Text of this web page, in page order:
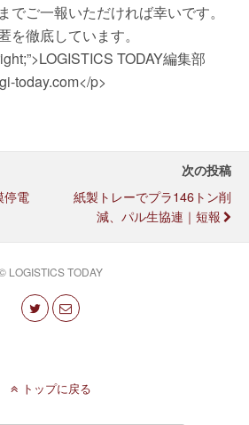
でご一報いただければ幸いです。
を徹底しています。
TODAY編集部
today.com</p>
停電
次の投稿
紙製トレーでプラ146トン削
減、パル生協連｜短報
LOGISTICS TODAY
トップに戻る